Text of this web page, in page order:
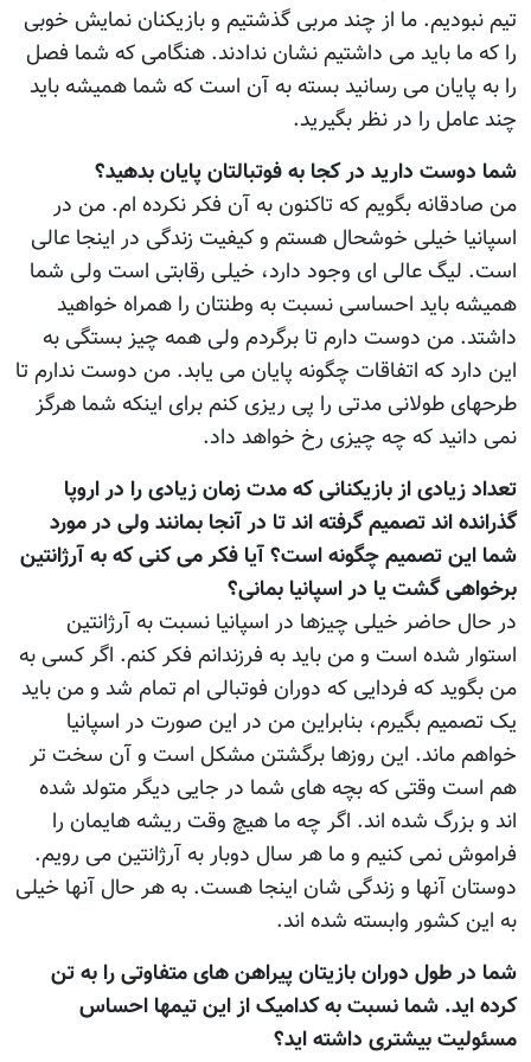
تیم نبودیم. ما از چند مربی گذشتیم و بازیکنان نمایش خوبی
را که ما باید می داشتیم نشان ندادند. هنگامی که شما فصل
را به پایان می رسانید بسته به آن است که شما همیشه باید
چند عامل را در نظر بگیرید.
شما دوست دارید در کجا به فوتبالتان پایان بدهید؟
من صادقانه بگویم که تاکنون به آن فکر نکرده ام. من در
اسپانیا خیلی خوشحال هستم و کیفیت زندگی در اینجا عالی
است. لیگ عالی ای وجود دارد، خیلی رقابتی است ولی شما
همیشه باید احساسی نسبت به وطنتان را همراه خواهید
داشتد. من دوست دارم تا برگردم ولی همه چیز بستگی به
این دارد که اتفاقات چگونه پایان می یابد. من دوست ندارم تا
طرحهای طولانی مدتی را پی ریزی کنم برای اینکه شما هرگز
نمی دانید که چه چیزی رخ خواهد داد.
تعداد زیادی از بازیکنانی که مدت زمان زیادی را در اروپا
گذرانده اند تصمیم گرفته اند تا در آنجا بمانند ولی در مورد
شما این تصمیم چگونه است؟ آیا فکر می کنی که به آرژانتین
برخواهی گشت یا در اسپانیا بمانی؟
در حال حاضر خیلی چیزها در اسپانیا نسبت به آرژانتین
استوار شده است و من باید به فرزندانم فکر کنم. اگر کسی به
من بگوید که فردایی که دوران فوتبالی ام تمام شد و من باید
یک تصمیم بگیرم، بنابراین من در این صورت در اسپانیا
خواهم ماند. این روزها برگشتن مشکل است و آن سخت تر
هم است وقتی که بچه های شما در جایی دیگر متولد شده
اند و بزرگ شده اند. اگر چه ما هیچ وقت ریشه هایمان را
فراموش نمی کنیم و ما هر سال دوبار به آرژانتین می رویم.
دوستان آنها و زندگی شان اینجا هست. به هر حال آنها خیلی
به این کشور وابسته شده اند.
شما در طول دوران بازیتان پیراهن های متفاوتی را به تن
کرده اید. شما نسبت به کدامیک از این تیمها احساس
مسئولیت بیشتری داشته اید؟